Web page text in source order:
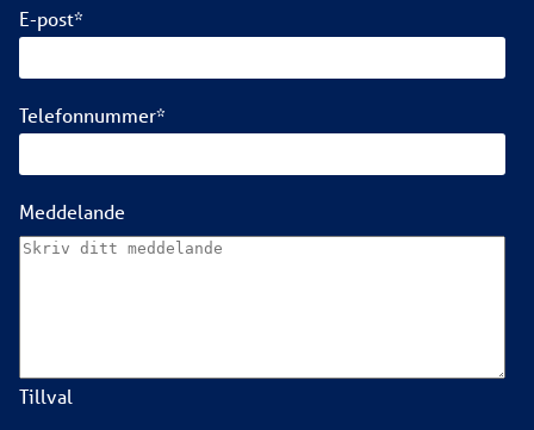
E-post*
Telefonnummer*
Meddelande
Tillval